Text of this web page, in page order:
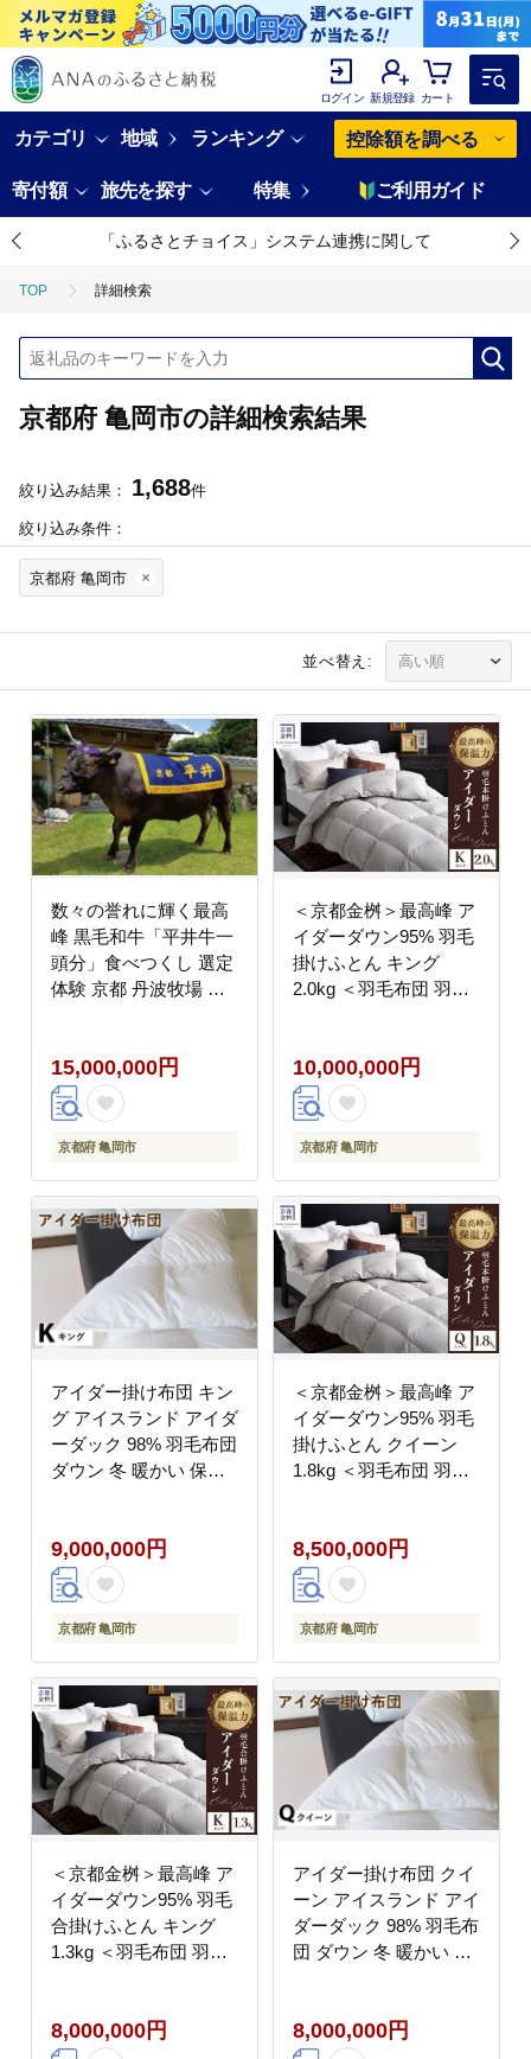
ログイン 新規登録 カート
カテゴリ 地域 ランキング 控除額を調べる
寄付額 旅先を探す 特集 ご利用ガイド
「ふるさとチョイス」システム連携に関して
TOP 詳細検索
京都府 亀岡市の詳細検索結果
絞り込み結果： 1,688件
絞り込み条件：
京都府 亀岡市
並べ替え:
数々の誉れに輝く最高
峰 黒毛和牛「平井牛一
頭分」食べつくし 選定
体験 京都 丹波牧場 自
焼き ステーキ しゃぶし
ゃぶ≫※離島への配送
不可
15,000,000円
京都府 亀岡市
＜京都金桝＞最高峰 ア
イダーダウン95% 羽毛
掛けふとん キング
2.0kg ＜羽毛布団 羽毛
ルク 絹 寝具＞｜モナク
10,000,000円
京都府 亀岡市
アイダー掛け布団 キン
グ アイスランド アイダ
ーダック 98% 羽毛布団
ダウン 冬 暖かい 保温
9,000,000円
京都府 亀岡市
＜京都金桝＞最高峰 ア
イダーダウン95% 羽毛
掛けふとん クイーン
1.8kg ＜羽毛布団 羽毛
ルク 絹 寝具＞｜モナク
8,500,000円
京都府 亀岡市
＜京都金桝＞最高峰 ア
イダーダウン95% 羽毛
合掛けふとん キング
1.3kg ＜羽毛布団 羽毛
ルク 絹 寝具＞｜モナク
8,000,000円
アイダー掛け布団 クイ
ーン アイスランド アイ
ダーダック 98% 羽毛布
団 ダウン 冬 暖かい 保
8,000,000円